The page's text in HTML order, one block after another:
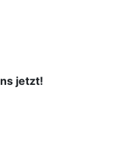
jetzt!